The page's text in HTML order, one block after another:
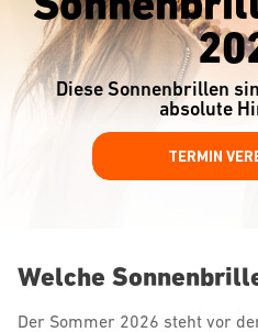
Diese Sonnenbrillen
absolute
TERMIN
Welche
Der Sommer 2026 steht vor